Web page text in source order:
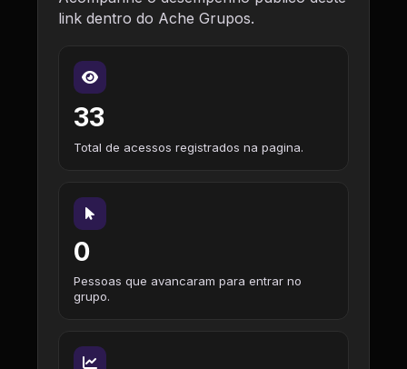
link dentro do Ache Grupos.
33
Total de acessos registrados na pagina.
0
Pessoas que avancaram para entrar no
grupo.